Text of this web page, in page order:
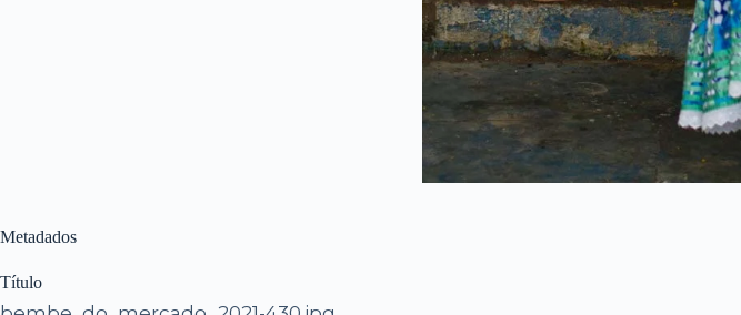
Metadados
Título